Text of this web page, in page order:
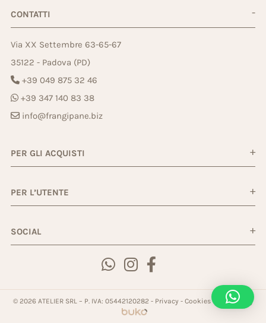
CONTATTI
Via XX Settembre 63-65-67
35122 - Padova (PD)
+39 049 875 32 46
+39 347 140 83 38
info@frangipane.biz
PER GLI ACQUISTI
PER L’UTENTE
SOCIAL
© 2026 ATELIER SRL – P. IVA: 05442120282 - Privacy- Cookies- Powered by